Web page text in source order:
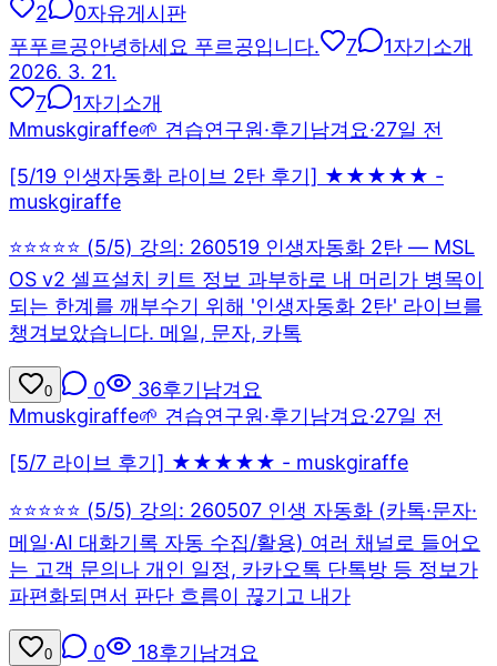
2
0자유게시판
푸푸르공안녕하세요 푸르공입니다. 7 1자기소개
2026. 3. 21.
7
1자기소개
Mmuskgiraffe🌱 견습연구원·후기남겨요·27일 전
[5/19 인생자동화 라이브 2탄 후기] ★★★★★ -
muskgiraffe
⭐⭐⭐⭐⭐ (5/5) 강의: 260519 인생자동화 2탄 — MSL
OS v2 셀프설치 키트 정보 과부하로 내 머리가 병목이
되는 한계를 깨부수기 위해 '인생자동화 2탄' 라이브를
챙겨보았습니다. 메일, 문자, 카톡
0 0 36후기남겨요
Mmuskgiraffe🌱 견습연구원·후기남겨요·27일 전
[5/7 라이브 후기] ★★★★★ - muskgiraffe
⭐⭐⭐⭐⭐ (5/5) 강의: 260507 인생 자동화 (카톡·문자·
메일·AI 대화기록 자동 수집/활용) 여러 채널로 들어오
는 고객 문의나 개인 일정, 카카오톡 단톡방 등 정보가
파편화되면서 판단 흐름이 끊기고 내가
0 0 18후기남겨요